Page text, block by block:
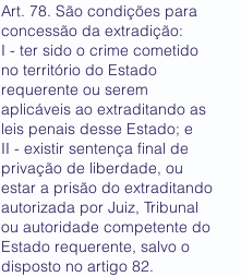
Art. 78. São condições para
concessão da extradição:
I - ter sido o crime cometido
no território do Estado
requerente ou serem
aplicáveis ao extraditando as
leis penais desse Estado; e
II - existir sentença final de
privação de liberdade, ou
estar a prisão do extraditando
autorizada por Juiz, Tribunal
ou autoridade competente do
Estado requerente, salvo o
disposto no artigo 82.